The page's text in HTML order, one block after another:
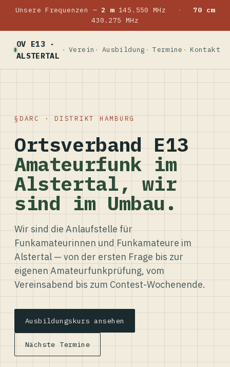
Unsere Frequenzen — 2 m145.550 MHz ·
70 cm
430.275 MHz
OV E13 ·
ALSTERTAL
Verein Ausbildung Termine Kontakt
DARC · DISTRIKT HAMBURG
Ortsverband E13
Amateurfunk im
Alstertal, wir
sind im Umbau.
Wir sind die Anlaufstelle für
Funkamateurinnen und Funkamateure im
Alstertal — von der ersten Frage bis zur
eigenen Amateurfunkprüfung, vom
Vereinsabend bis zum Contest-Wochenende.
Ausbildungskurs ansehen
Nächste Termine